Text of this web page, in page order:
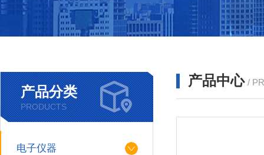
产品分类
PRODUCTS
电子仪器
产品中心 /